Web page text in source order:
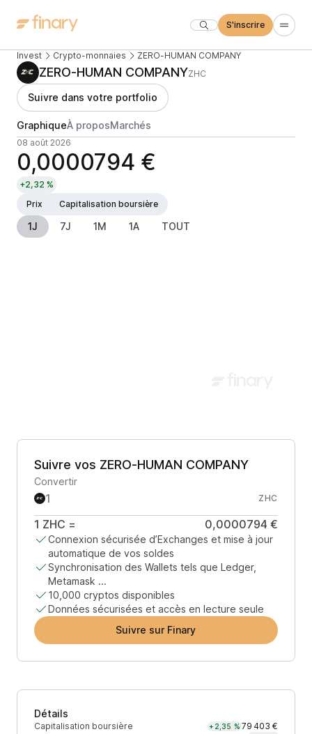
S'inscrire
Invest Crypto-monnaies ZERO-HUMAN COMPANY
ZERO-HUMAN COMPANYZHC
Suivre dans votre portfolio
GraphiqueÀ proposMarchés
08 août 2026
0,0000794 €
+2,32 %
Prix
Capitalisation boursière
1J 7J 1M 1A TOUT
Suivre vos ZERO-HUMAN COMPANY
Convertir
ZHC
1 ZHC = 0,0000794 €
Connexion sécurisée d’Exchanges et mise à jour
automatique de vos soldes
Synchronisation des Wallets tels que Ledger,
Metamask ...
10,000 cryptos disponibles
Données sécurisées et accès en lecture seule
Suivre sur Finary
Détails
Capitalisation boursière +2,35 % 79 403 €